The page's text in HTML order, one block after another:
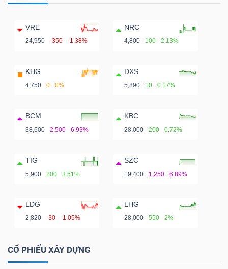
VRE
24,950 -350 -1.38%
NRC
4,800 100 2.13%
KHG
4,750 0 0%
DXS
5,890 10 0.17%
BCM
38,600 2,500 6.93%
KBC
28,000 200 0.72%
TIG
5,900 200 3.51%
SZC
19,400 1,250 6.89%
LDG
2,820 -30 -1.05%
LHG
28,000 550 2%
CỔ PHIẾU XÂY DỰNG